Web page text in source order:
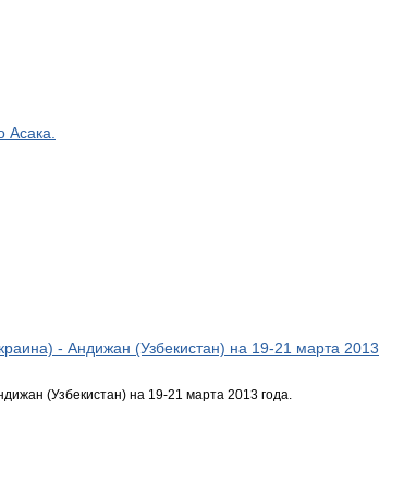
Асака.
- Андижан (Узбекистан) на 19-21 марта 2013
(Узбекистан) на 19-21 марта 2013 года.